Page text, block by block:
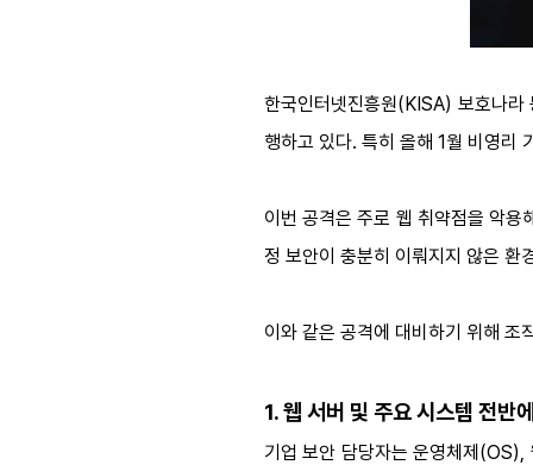
한국인터넷진흥원(KISA) 보호나라
행하고 있다. 특히 올해 1월 비영리
이번 공격은 주로 웹 취약점을 악용
정 보안이 충분히 이뤄지지 않은 환
이와 같은 공격에 대비하기 위해 조
1. 웹 서버 및 주요 시스템 전반
기업 보안 담당자는 운영체제